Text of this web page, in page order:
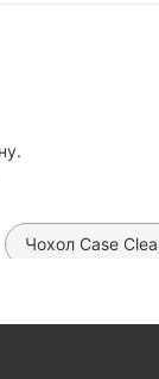
Чохол Case